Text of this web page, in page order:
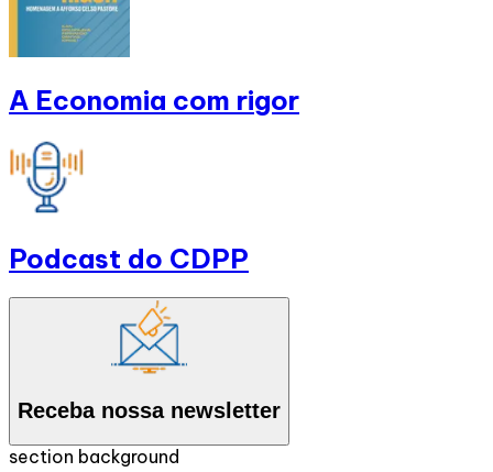
A Economia com rigor
Podcast do CDPP
Receba nossa newsletter
section background